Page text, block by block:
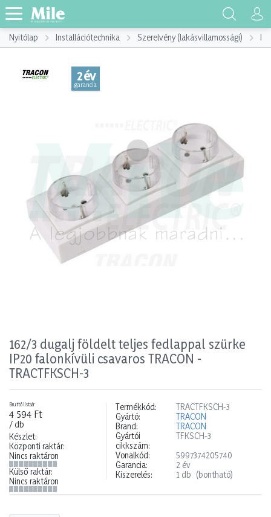
Nyitólap Installációtechnika Szerelvény (lakásvillamossági)
2 év
garancia
162/3 dugalj földelt teljes fedlappal szürke
IP20 falonkívüli csavaros TRACON -
TRACTFKSCH-3
Bruttó listaár
4 594 Ft
/ db
Készlet:
Központi raktár:
Nincs raktáron
Külső raktár:
Nincs raktáron
Termékkód:
TRACTFKSCH-3
Gyártó:
TRACON
Brand:
TRACON
Gyártói
cikkszám:
TFKSCH-3
Vonalkód:
5997374205740
Garancia:
2 év
Kiszerelés:
1 db (bontható)